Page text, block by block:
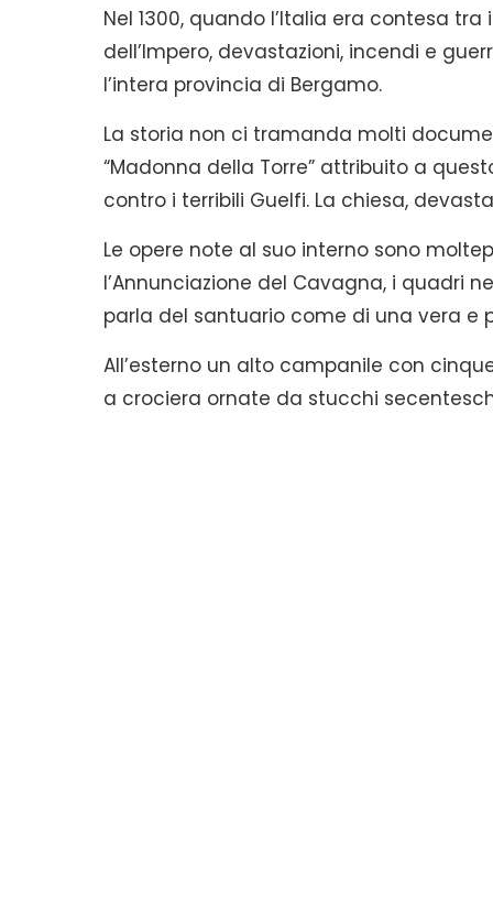
Nel 1300, quando l’Italia era contesa
dell’Impero, devastazioni, incendi e
l’intera provincia di Bergamo.
La storia non ci tramanda molti
“Madonna della Torre” attribuito a
contro i terribili Guelfi. La chiesa,
Le opere note al suo interno sono
l’Annunciazione del Cavagna, i quadri
parla del santuario come di una vera e
All’esterno un alto campanile con
a crociera ornate da stucchi